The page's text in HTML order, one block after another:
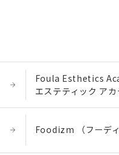
Foula Esthetics
エステティック アカ
Foodizm （フーディ